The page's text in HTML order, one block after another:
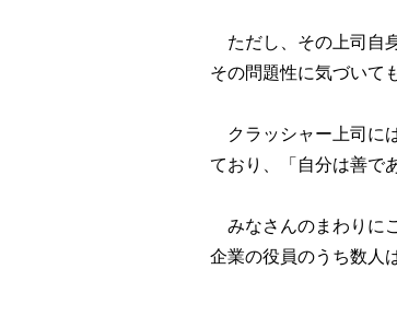
ただし、その上司自
その問題性に気づいて
クラッシャー上司に
ており、「自分は善で
みなさんのまわりに
企業の役員のうち数人